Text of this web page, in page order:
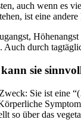
auch wenn es
ist eine andere
durch
sie
Sie ist eine
so über das